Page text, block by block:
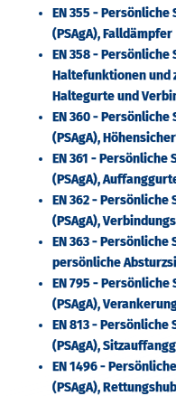
EN 355 -
(PSAgA), Falldämpfer
EN 358 - Persönliche
Haltefunktionen und
Haltegurte und
EN 360 -
(PSAgA),
EN 361 -
(PSAgA),
EN 362 -
(PSAgA),
EN 363 - Persönliche
persönliche
EN 795 -
(PSAgA),
EN 813 -
(PSAgA),
EN 1496 -
(PSAgA),